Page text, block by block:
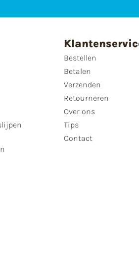
Bestellen
Betalen
Verzenden
Retourneren
Over ons
Tips
Contact